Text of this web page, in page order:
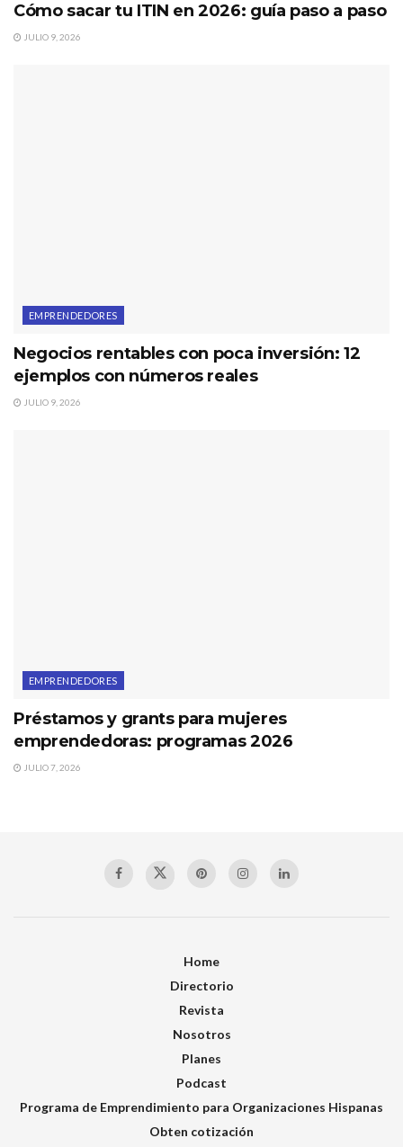
Cómo sacar tu ITIN en 2026: guía paso a paso
JULIO 9, 2026
EMPRENDEDORES
Negocios rentables con poca inversión: 12
ejemplos con números reales
JULIO 9, 2026
EMPRENDEDORES
Préstamos y grants para mujeres
emprendedoras: programas 2026
JULIO 7, 2026
Home
Directorio
Revista
Nosotros
Planes
Podcast
Programa de Emprendimiento para Organizaciones Hispanas
Obten cotización